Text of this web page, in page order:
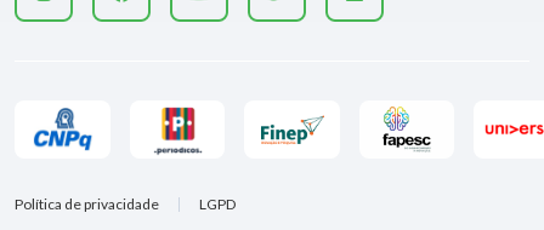
Política de privacidade LGPD